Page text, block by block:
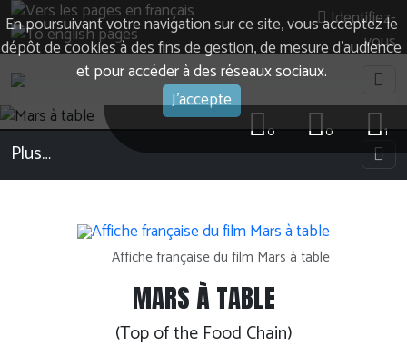
En poursuivant votre navigation sur ce site, vous acceptez le
dépôt de cookies à des fins de gestion, de mesure d’audience
et pour accéder à des réseaux sociaux.
J'accepte
Identifiez-
vous
1
0
0
Plus…
Affiche française du film Mars à table
MARS À TABLE
(Top of the Food Chain)